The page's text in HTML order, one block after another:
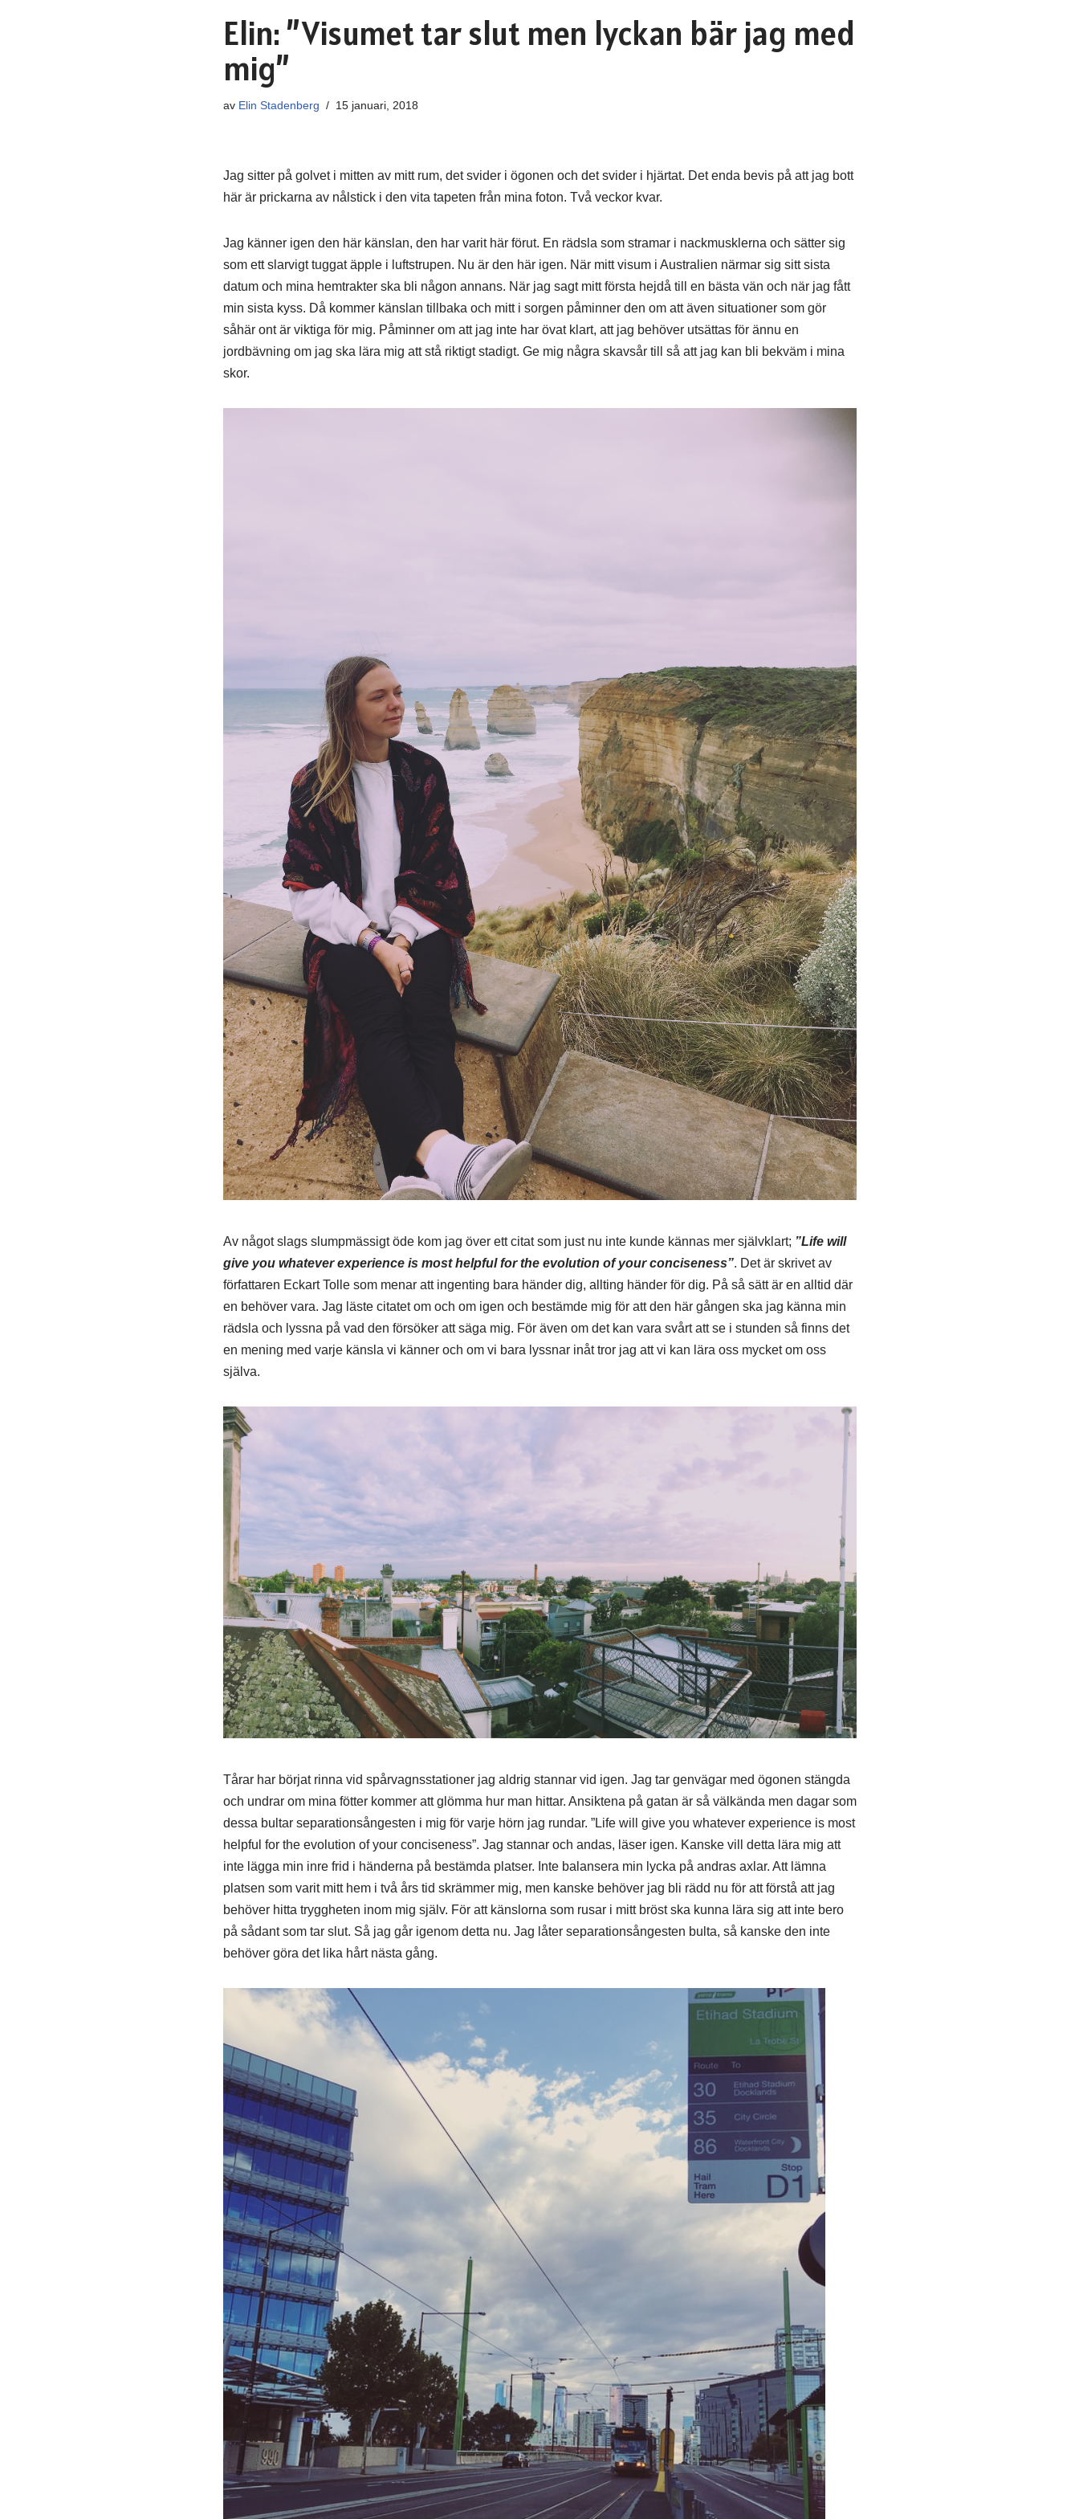
Elin: ”Visumet tar slut men lyckan bär jag med
mig”
av Elin Stadenberg 15 januari, 2018
Jag sitter på golvet i mitten av mitt rum, det svider i ögonen och det svider i hjärtat. Det enda bevis på att jag bott
här är prickarna av nålstick i den vita tapeten från mina foton. Två veckor kvar.
Jag känner igen den här känslan, den har varit här förut. En rädsla som stramar i nackmusklerna och sätter sig
som ett slarvigt tuggat äpple i luftstrupen. Nu är den här igen. När mitt visum i Australien närmar sig sitt sista
datum och mina hemtrakter ska bli någon annans. När jag sagt mitt första hejdå till en bästa vän och när jag fått
min sista kyss. Då kommer känslan tillbaka och mitt i sorgen påminner den om att även situationer som gör
såhär ont är viktiga för mig. Påminner om att jag inte har övat klart, att jag behöver utsättas för ännu en
jordbävning om jag ska lära mig att stå riktigt stadigt. Ge mig några skavsår till så att jag kan bli bekväm i mina
skor.
Av något slags slumpmässigt öde kom jag över ett citat som just nu inte kunde kännas mer självklart; ”Life will
give you whatever experience is most helpful for the evolution of your conciseness”. Det är skrivet av
författaren Eckart Tolle som menar att ingenting bara händer dig, allting händer för dig. På så sätt är en alltid där
en behöver vara. Jag läste citatet om och om igen och bestämde mig för att den här gången ska jag känna min
rädsla och lyssna på vad den försöker att säga mig. För även om det kan vara svårt att se i stunden så finns det
en mening med varje känsla vi känner och om vi bara lyssnar inåt tror jag att vi kan lära oss mycket om oss
själva.
Tårar har börjat rinna vid spårvagnsstationer jag aldrig stannar vid igen. Jag tar genvägar med ögonen stängda
och undrar om mina fötter kommer att glömma hur man hittar. Ansiktena på gatan är så välkända men dagar som
dessa bultar separationsångesten i mig för varje hörn jag rundar. ”Life will give you whatever experience is most
helpful for the evolution of your conciseness”. Jag stannar och andas, läser igen. Kanske vill detta lära mig att
inte lägga min inre frid i händerna på bestämda platser. Inte balansera min lycka på andras axlar. Att lämna
platsen som varit mitt hem i två års tid skrämmer mig, men kanske behöver jag bli rädd nu för att förstå att jag
behöver hitta tryggheten inom mig själv. För att känslorna som rusar i mitt bröst ska kunna lära sig att inte bero
på sådant som tar slut. Så jag går igenom detta nu. Jag låter separationsångesten bulta, så kanske den inte
behöver göra det lika hårt nästa gång.